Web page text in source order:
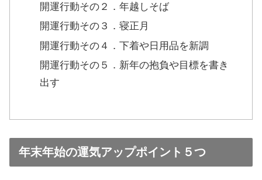
開運行動その２．年越しそば
開運行動その３．寝正月
開運行動その４．下着や日用品を新調
開運行動その５．新年の抱負や目標を書き
出す
年末年始の運気アップポイント５つ